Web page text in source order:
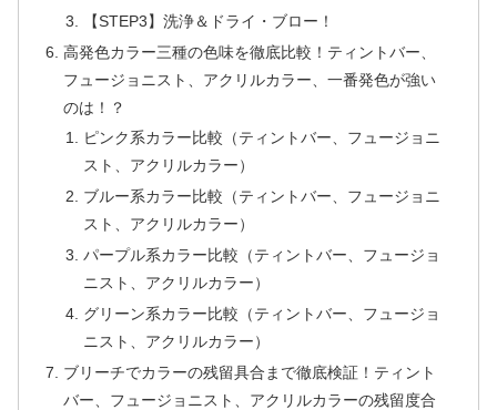
【STEP3】洗浄＆ドライ・ブロー！
高発色カラー三種の色味を徹底比較！ティントバー、
フュージョニスト、アクリルカラー、一番発色が強い
のは！？
ピンク系カラー比較（ティントバー、フュージョニ
スト、アクリルカラー）
ブルー系カラー比較（ティントバー、フュージョニ
スト、アクリルカラー）
パープル系カラー比較（ティントバー、フュージョ
ニスト、アクリルカラー）
グリーン系カラー比較（ティントバー、フュージョ
ニスト、アクリルカラー）
ブリーチでカラーの残留具合まで徹底検証！ティント
バー、フュージョニスト、アクリルカラーの残留度合